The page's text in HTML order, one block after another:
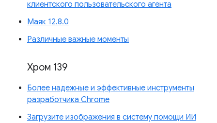
клиентского пользовательского агента
Маяк 12.8.0
Различные важные моменты
Хром 139
Более надежные и эффективные инструменты
разработчика Chrome
Загрузите изображения в систему помощи ИИ